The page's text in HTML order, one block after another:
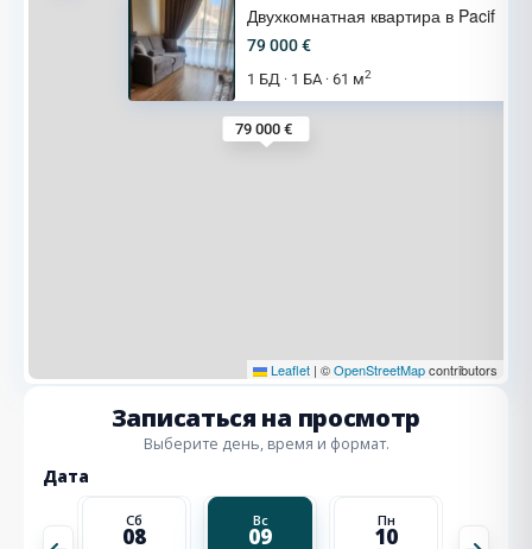
79 000 €
Двухкомнатная квартира в Pacif
79 000 €
1 БД · 1 БА · 61 м2
Leaflet | ©OpenStreetMapcontributors
Записаться на просмотр
Выберите день, время и формат.
Дата
Сб
08
Вс
09
Пн
10